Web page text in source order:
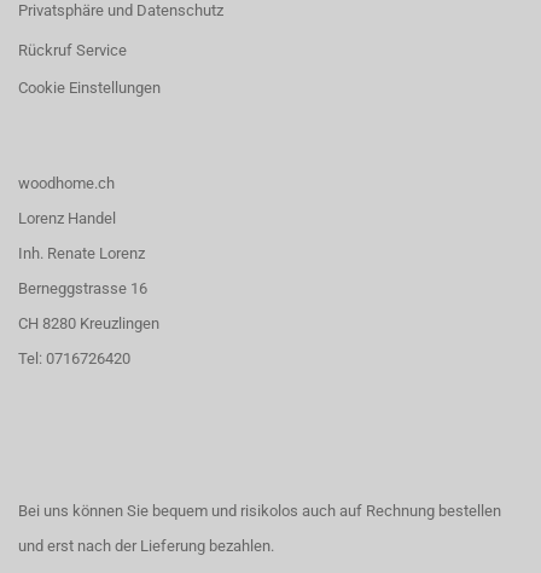
Privatsphäre und Datenschutz
Rückruf Service
Cookie Einstellungen
woodhome.ch
Lorenz Handel
Inh. Renate Lorenz
Berneggstrasse 16
CH 8280 Kreuzlingen
Tel: 0716726420
Bei uns können Sie bequem und risikolos auch auf Rechnung bestellen
und erst nach der Lieferung bezahlen.